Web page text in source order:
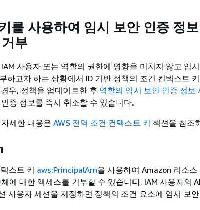
를 사용하여 임시 보안 인증 정
부
사용자 또는 역할의 권한에 영향을 미치지 않고 임
하고자 하는 상황에서 ID 기반 정책의 조건 컨텍스트
우, 정책을 업데이트한 후 역할의 임시 보안 인증 정보
증 정보를 즉시 취소할 수 있습니다.
세한 내용은 AWS 전역 조건 컨텍스트 키 섹션을 참조
스트 키 aws:PrincipalArn을 사용하여 Amazon 리소스
에 대한 액세스를 거부할 수 있습니다. IAM 사용자의
사용자 세션을 지정하면 정책의 조건 요소에 임시 보